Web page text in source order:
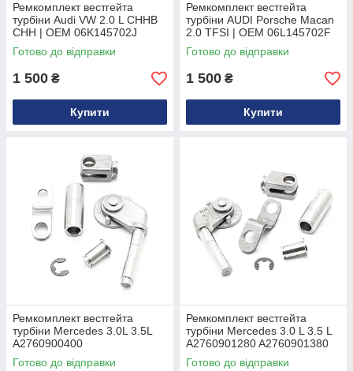
Ремкомплект вестгейта
турбіни Audi VW 2.0 L CHHB
CHH | OEM 06K145702J
Готово до відправки
1 500 ₴
Купити
Ремкомплект вестгейта
турбіни AUDI Porsche Macan
2.0 TFSI | OEM 06L145702F
Готово до відправки
1 500 ₴
Купити
Ремкомплект вестгейта
турбіни Mercedes 3.0L 3.5L
A2760900400
Готово до відправки
Ремкомплект вестгейта
турбіни Mercedes 3.0 L 3.5 L
A2760901280 A2760901380
Готово до відправки